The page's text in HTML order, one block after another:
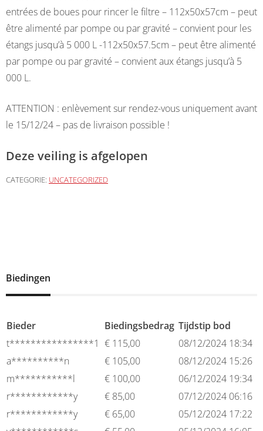
entrées de boues pour rincer le filtre – 112x50x57cm – peut
être alimenté par pompe ou par gravité – convient pour les
étangs jusqu’à 5 000 L -112x50x57.5cm – peut être alimenté
par pompe ou par gravité – convient aux étangs jusqu’à 5
000 L.
ATTENTION : enlèvement sur rendez-vous uniquement avant
le 15/12/24 – pas de livraison possible !
Deze veiling is afgelopen
CATEGORIE: UNCATEGORIZED
Biedingen
Bieder Biedingsbedrag Tijdstip bod
t****************1 € 115,00
08/12/2024 18:34
a**********n
€ 105,00
08/12/2024 15:26
m***********l
€ 100,00
06/12/2024 19:34
r************y
€ 85,00
07/12/2024 06:16
r************y
€ 65,00
05/12/2024 17:22